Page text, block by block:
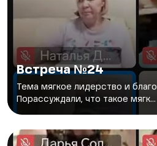
Встреча №24
Тема мягкое лидерство и
Порассуждали, что такое мягк...